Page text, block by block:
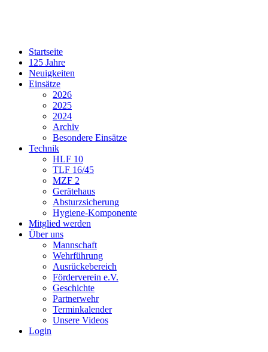
Startseite
125 Jahre
Neuigkeiten
Einsätze
2026
2025
2024
Archiv
Besondere Einsätze
Technik
HLF 10
TLF 16/45
MZF 2
Gerätehaus
Absturzsicherung
Hygiene-Komponente
Mitglied werden
Über uns
Mannschaft
Wehrführung
Ausrückebereich
Förderverein e.V.
Geschichte
Partnerwehr
Terminkalender
Unsere Videos
Login